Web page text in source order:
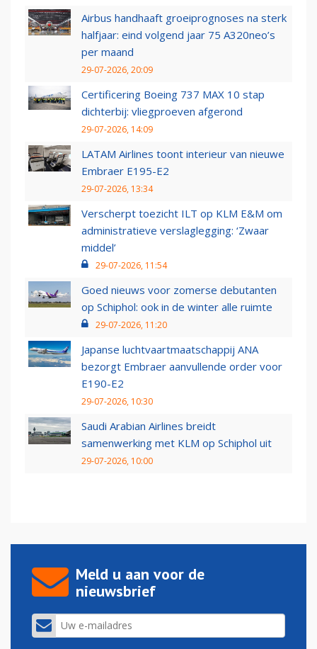
Airbus handhaaft groeiprognoses na sterk
halfjaar: eind volgend jaar 75 A320neo’s
per maand
29-07-2026, 20:09
Certificering Boeing 737 MAX 10 stap
dichterbij: vliegproeven afgerond
29-07-2026, 14:09
LATAM Airlines toont interieur van nieuwe
Embraer E195-E2
29-07-2026, 13:34
Verscherpt toezicht ILT op KLM E&M om
administratieve verslaglegging: ‘Zwaar
middel’
29-07-2026, 11:54
Goed nieuws voor zomerse debutanten
op Schiphol: ook in de winter alle ruimte
29-07-2026, 11:20
Japanse luchtvaartmaatschappij ANA
bezorgt Embraer aanvullende order voor
E190-E2
29-07-2026, 10:30
Saudi Arabian Airlines breidt
samenwerking met KLM op Schiphol uit
29-07-2026, 10:00
Meld u aan voor de
nieuwsbrief